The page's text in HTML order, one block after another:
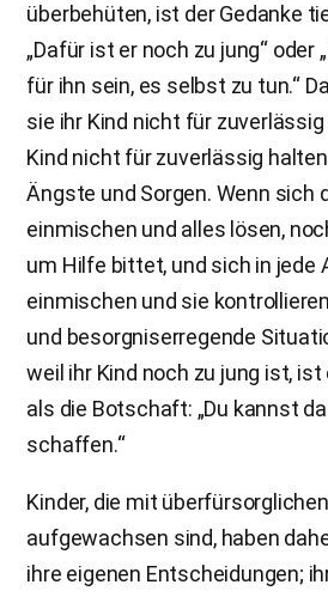
überbehüten, ist der Gedanke
„Dafür ist er noch zu jung“ oder
für ihn sein, es selbst zu tun.“
sie ihr Kind nicht für
Kind nicht für zuverlässig
Ängste und Sorgen. Wenn sich
einmischen und alles lösen,
um Hilfe bittet, und sich in jede
einmischen und sie
und besorgniserregende
weil ihr Kind noch zu jung ist,
als die Botschaft: „Du kannst
schaffen.“
Kinder, die mit
aufgewachsen sind, haben
ihre eigenen Entscheidungen;